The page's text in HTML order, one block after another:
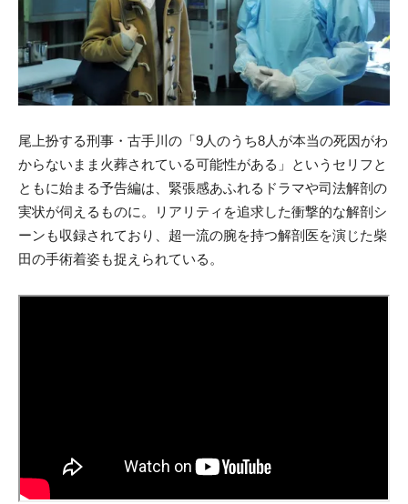
尾上扮する刑事・古手川の「9人のうち8人が本当の死因がわ
からないまま火葬されている可能性がある」というセリフと
ともに始まる予告編は、 緊張感あふれるドラマや司法解剖の
実状が伺えるものに。リアリティを追求した衝撃的な解剖シ
ーンも収録されており、超一流の腕を持つ解剖医を演じた柴
田の手術着姿も捉えられている。